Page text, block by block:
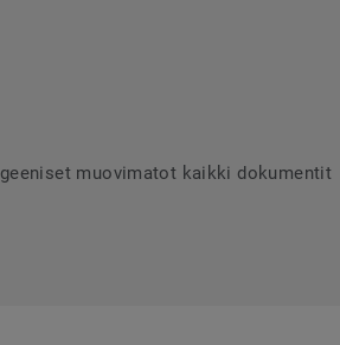
muovimatot kaikki dokumentit